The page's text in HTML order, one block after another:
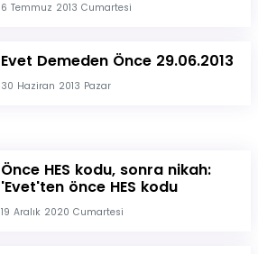
6 Temmuz 2013 Cumartesi
Evet Demeden Önce 29.06.2013
30 Haziran 2013 Pazar
Önce HES kodu, sonra nikah:
'Evet'ten önce HES kodu
19 Aralık 2020 Cumartesi